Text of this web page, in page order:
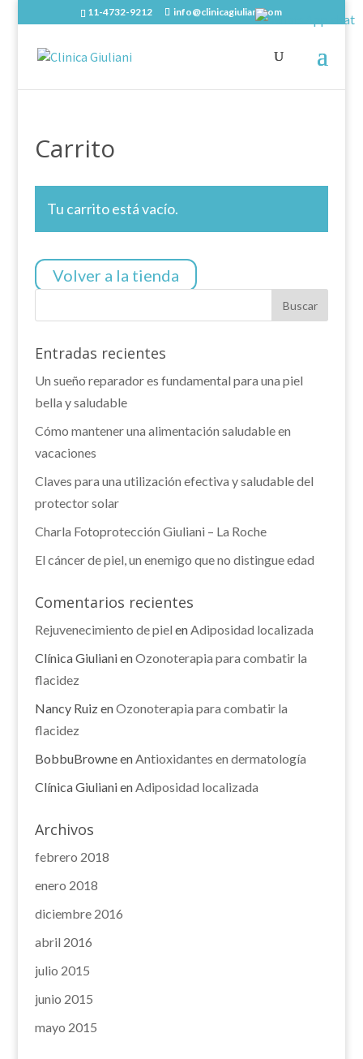
11-4732-9212 info@clinicagiuliani.com
Carrito
Tu carrito está vacío.
Volver a la tienda
Entradas recientes
Un sueño reparador es fundamental para una piel
bella y saludable
Cómo mantener una alimentación saludable en
vacaciones
Claves para una utilización efectiva y saludable del
protector solar
Charla Fotoprotección Giuliani – La Roche
El cáncer de piel, un enemigo que no distingue edad
Comentarios recientes
Rejuvenecimiento de piel enAdiposidad localizada
Clínica GiulianienOzonoterapia para combatir la
flacidez
Nancy RuizenOzonoterapia para combatir la
flacidez
BobbuBrowneenAntioxidantes en dermatología
Clínica GiulianienAdiposidad localizada
Archivos
febrero 2018
enero 2018
diciembre 2016
abril 2016
julio 2015
junio 2015
mayo 2015